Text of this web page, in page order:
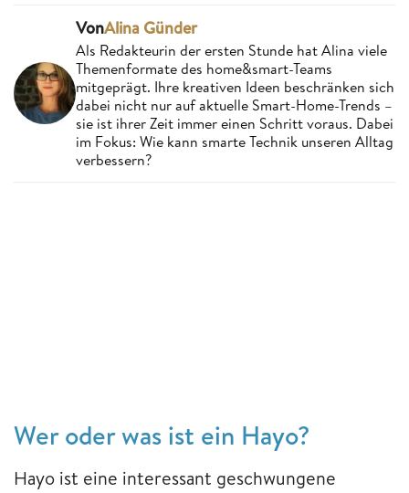
VonAlina Günder
Als Redakteurin der ersten Stunde hat Alina viele
Themenformate des home&smart-Teams
mitgeprägt. Ihre kreativen Ideen beschränken sich
dabei nicht nur auf aktuelle Smart-Home-Trends –
sie ist ihrer Zeit immer einen Schritt voraus. Dabei
im Fokus: Wie kann smarte Technik unseren Alltag
verbessern?
Wer oder was ist ein Hayo?
Hayo ist eine interessant geschwungene